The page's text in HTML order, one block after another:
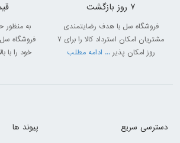
7 روز بازگشت
فروشگاه سل با هدف رضایتمندی
مشتریان امکان استرداد کالا را برای 7
روز امکان پذیر... ادامه مطلب
به منظور
فروشگاه
خود را با
دسترسی سریع پیوند ها